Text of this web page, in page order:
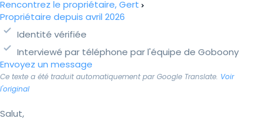
Rencontrez le propriétaire, Gert
Propriétaire depuis avril 2026
Identité vérifiée
Interviewé par téléphone par l'équipe de Goboony
Envoyez un message
Ce texte a été traduit automatiquement par Google Translate. Voir
l'original
Salut,